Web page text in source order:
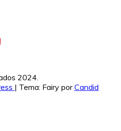
2024.
| Tema: Fairy porCandid